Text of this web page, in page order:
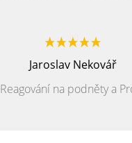
Jaroslav Nekovář
Reagování na podněty a